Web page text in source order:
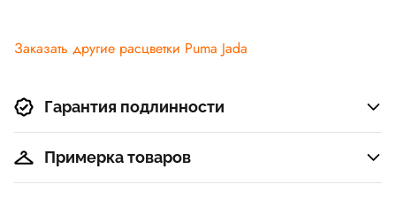
Заказать другие расцветки Puma Jada
Гарантия подлинности
Примерка товаров